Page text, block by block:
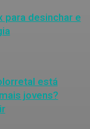
para desinchar e
está
jovens?